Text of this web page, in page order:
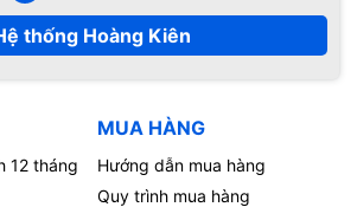
thống Hoàng Kiên
12 tháng
MUA HÀNG
Hướng dẫn mua hàng
Quy trình mua hàng